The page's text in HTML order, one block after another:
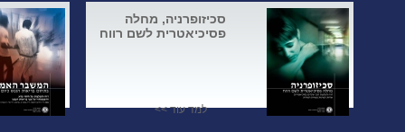
סכיזופרניה, מחלה
פסיכיאטרית לשם רווח
למד עוד >>